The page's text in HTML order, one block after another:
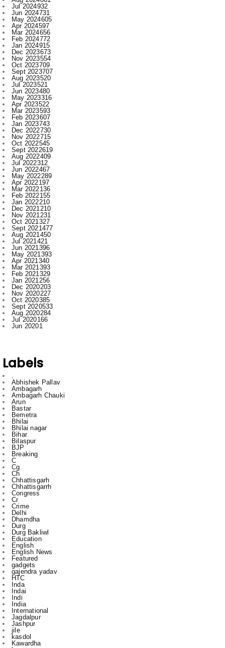
Jul 2024932
Jun 2024731
May 2024605
Apr 2024597
Mar 2024656
Feb 2024772
Jan 2024915
Dec 2023673
Nov 2023554
Oct 2023709
Sept 2023707
Aug 2023520
Jul 2023521
Jun 2023480
May 2023316
Apr 2023522
Mar 2023593
Feb 2023607
Jan 2023743
Dec 2022730
Nov 2022715
Oct 2022545
Sept 2022619
Aug 2022409
Jul 2022312
Jun 2022467
May 2022289
Apr 2022197
Mar 2022136
Feb 2022155
Jan 2022210
Dec 2021210
Nov 2021231
Oct 2021327
Sept 2021477
Aug 2021450
Jul 2021421
Jun 2021396
May 2021393
Apr 2021340
Mar 2021393
Feb 2021329
Jan 2021256
Dec 2020203
Nov 2020227
Oct 2020385
Sept 2020533
Aug 2020284
Jul 2020166
Jun 20201
Labels
.
Abhishek Pallav
Ambagarh
Ambagarh Chauki
Arun
Bastar
Bemetra
Bhilai
Bhilai nagar
Bihar
Bilaspur
BJP
Breaking
C
Cg
Ch
Chhattisgarh
Chhattisgarrh
Congress
Cr
Crime
Delhi
Dhamdha
Durg
Durg Bakliwl
Education
English
English News
Featured
gadgets
gajendra yadav
HTC
Inda
Indai
Indi
India
International
Jagdalpur
Jashpur
jile
kasdol
Kawardha